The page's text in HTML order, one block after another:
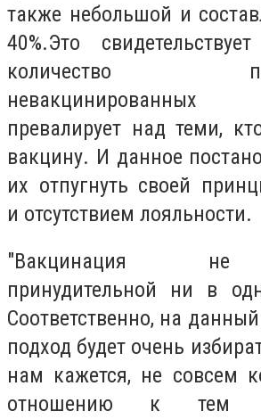
также небольшой и
40%.Это
количество
превалирует над теми,
вакцину. И данное
их отпугнуть своей
и отсутствием лояльности.
"Вакцинация не
принудительной ни в
Соответственно, на
подход будет очень
нам кажется, не совсем
отношению к тем